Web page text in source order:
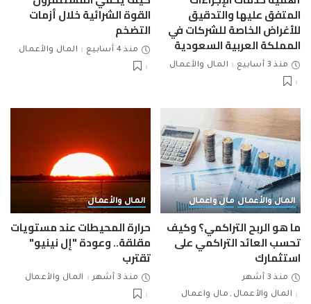
المتفق عليها والتدقيق
للأغراض الخاصة للشركات في
المملكة العربية السعودية
منذ 3 أسابيع المال والأعمال
القوة الشرائية خلال أزمات
التضخم
منذ 4 أسابيع المال والأعمال
المال والأعمال مال واعمال
ما هو الربح التراكمي؟ وكيف
تحسب العائد التراكمي على
استثمارك
منذ 3 أشهر
المال والأعمال
مال واعمال
المال والأعمال
حرارة المحيطات عند مستويات
مقلقة.. وعودة "إل نينيو"
تقترب
منذ 3 أشهر المال والأعمال